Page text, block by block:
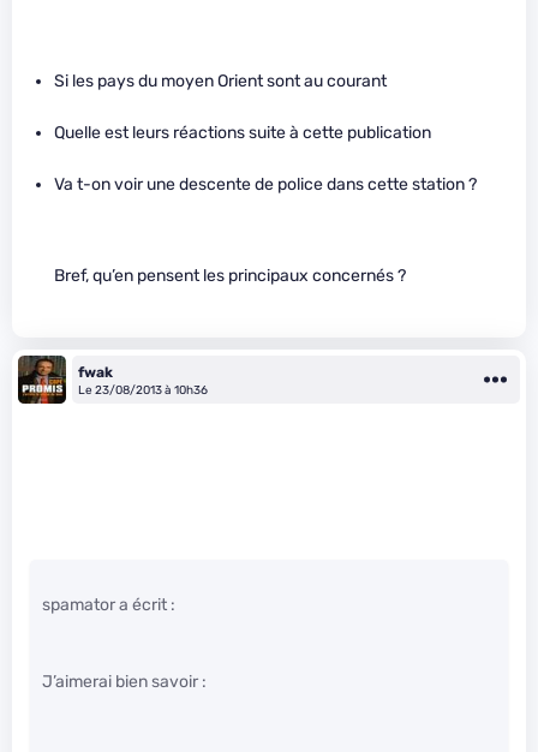
Si les pays du moyen Orient sont au courant
Quelle est leurs réactions suite à cette publication
Va t-on voir une descente de police dans cette station ?
Bref, qu’en pensent les principaux concernés ?
fwak
Le 23/08/2013 à 10h36
spamator a écrit :
J’aimerai bien savoir :